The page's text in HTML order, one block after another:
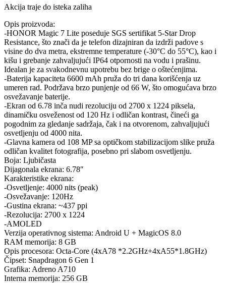
Akcija traje do isteka zaliha
Opis proizvoda:
-HONOR Magic 7 Lite poseduje SGS sertifikat 5-Star Drop
Resistance, što znači da je telefon dizajniran da izdrži padove s
visine do dva metra, ekstremne temperature (-30°C do 55°C), kao i
kišu i grebanje zahvaljujući IP64 otpornosti na vodu i prašinu.
Idealan je za svakodnevnu upotrebu bez brige o oštećenjima.
-Baterija kapaciteta 6600 mAh pruža do tri dana korišćenja uz
umeren rad. Podržava brzo punjenje od 66 W, što omogućava brzo
osvežavanje baterije.
-Ekran od 6.78 inča nudi rezoluciju od 2700 x 1224 piksela,
dinamičku osveženost od 120 Hz i odličan kontrast, čineći ga
pogodnim za gledanje sadržaja, čak i na otvorenom, zahvaljujući
osvetljenju od 4000 nita.
-Glavna kamera od 108 MP sa optičkom stabilizacijom slike pruža
odličan kvalitet fotografija, posebno pri slabom osvetljenju.
Boja: Ljubičasta
Dijagonala ekrana: 6.78″
Karakteristike ekrana:
-Osvetljenje: 4000 nits (peak)
-Osvežavanje: 120Hz
-Gustina ekrana: ~437 ppi
-Rezolucija: 2700 x 1224
-AMOLED
Verzija operativnog sistema: Android U + MagicOS 8.0
RAM memorija: 8 GB
Opis procesora: Octa-Core (4xA78 *2.2GHz+4xA55*1.8GHz)
Čipset: Snapdragon 6 Gen 1
Grafika: Adreno A710
Interna memorija: 256 GB